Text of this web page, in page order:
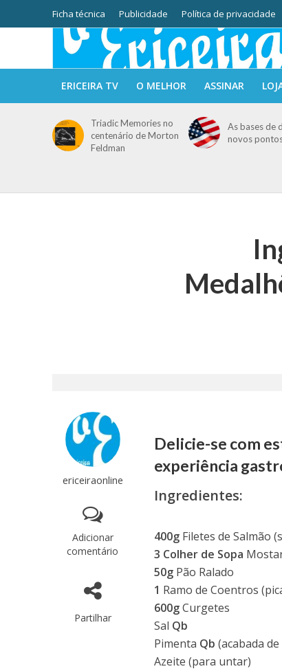
Ficha técnica Publicidade Política de privacidade
ERICEIRA TV O MELHOR ASSINAR
Triadic Memories no
centenário de Morton
Feldman
As bases de
novos
ericeiraonline
Adicionar
comentário
Partilhar
Delicie-se com
experiência
Ingredientes:
400g Filetes de Salmão
3 Colher de Sopa
50g Pão Ralado
1 Ramo de Coentros
600gCurgetes
Sal Qb
Pimenta Qb (acabada
Azeite (para untar)